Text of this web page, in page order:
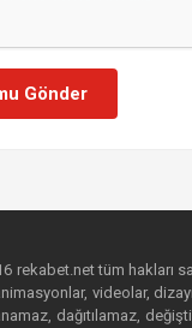
Gönder
rekabet.net tüm hakları
videolar,
dağıtılamaz,